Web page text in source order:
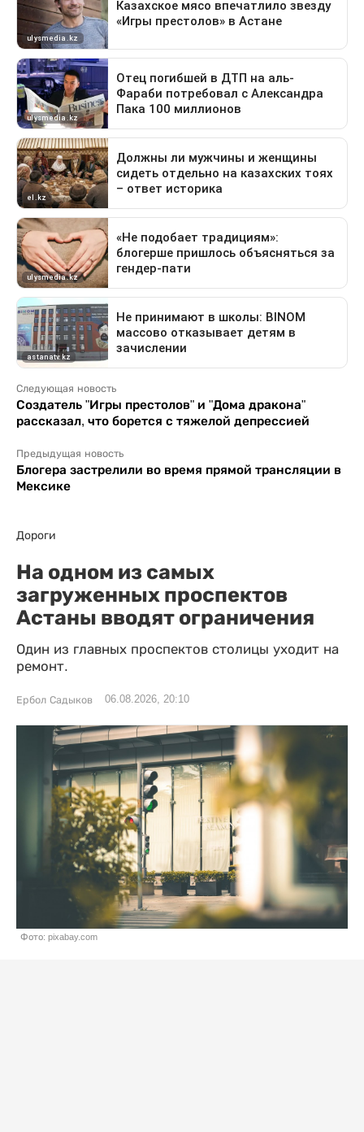
Следующая новость
Создатель "Игры престолов" и "Дома дракона"
рассказал, что борется с тяжелой депрессией
Предыдущая новость
Блогера застрелили во время прямой трансляции в
Мексике
Дороги
На одном из самых
загруженных проспектов
Астаны вводят ограничения
Один из главных проспектов столицы уходит на
ремонт.
Ербол Садыков 06.08.2026, 20:10
Фото: pixabay.com